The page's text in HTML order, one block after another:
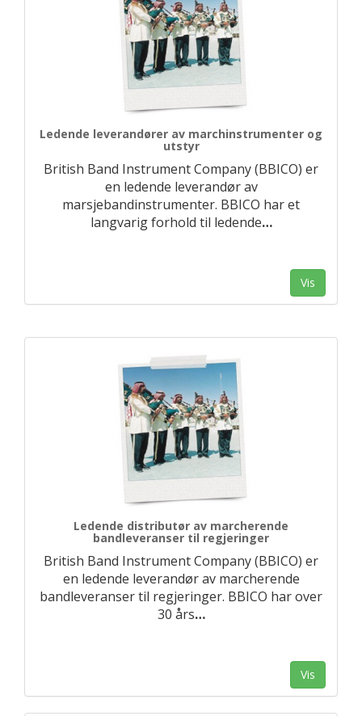
Ledende leverandører av marchinstrumenter og
utstyr
British Band Instrument Company (BBICO) er
en ledende leverandør av
marsjebandinstrumenter. BBICO har et
langvarig forhold til ledende…
Vis
Ledende distributør av marcherende
bandleveranser til regjeringer
British Band Instrument Company (BBICO) er
en ledende leverandør av marcherende
bandleveranser til regjeringer. BBICO har over
30 års…
Vis